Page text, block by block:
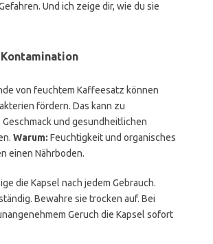
Und ich zeige dir, wie du sie
von feuchtem Kaffeesatz können
fördern. Das kann zu
und gesundheitlichen
Warum: Feuchtigkeit und organisches
einen Nährboden.
die Kapsel nach jedem Gebrauch.
Bewahre sie trocken auf. Bei
Geruch die Kapsel sofort